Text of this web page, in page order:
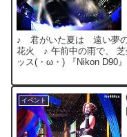
♪ 君がいた夏は 遠い夢
花火 ♪ 午前中の雨で、 芝
ッス(・ω・) 『Nikon D90』
イベント